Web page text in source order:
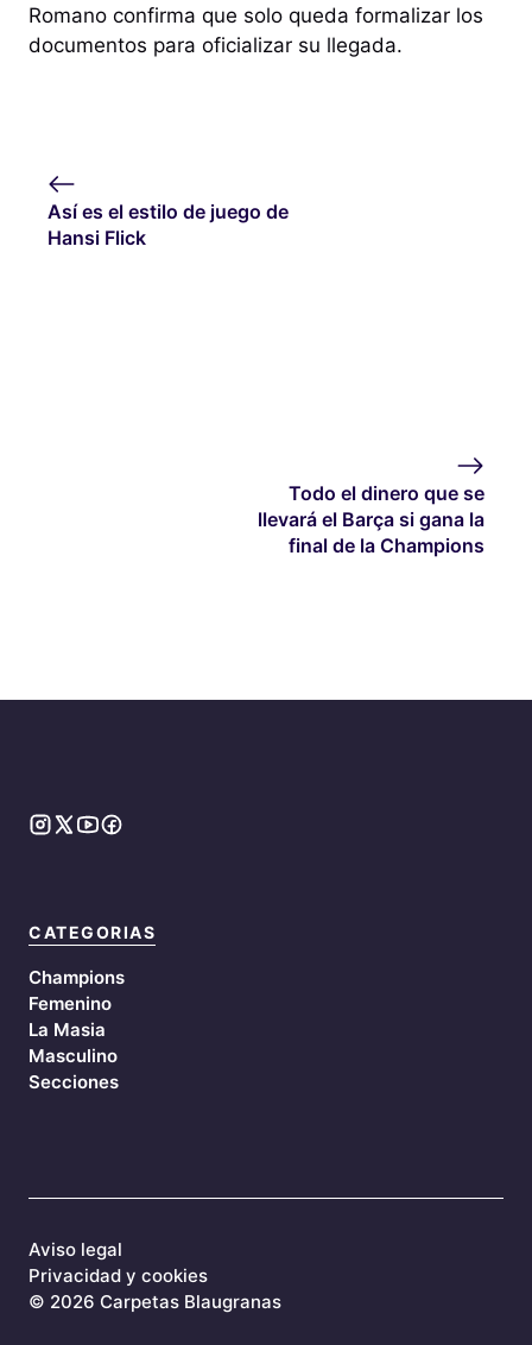
Romano confirma que solo queda formalizar los
documentos para oficializar su llegada.
Así es el estilo de juego de
Hansi Flick
Todo el dinero que se
llevará el Barça si gana la
final de la Champions
CATEGORIAS
Champions
Femenino
La Masia
Masculino
Secciones
© 2026 Carpetas Blaugranas
Aviso legal
Privacidad y cookies